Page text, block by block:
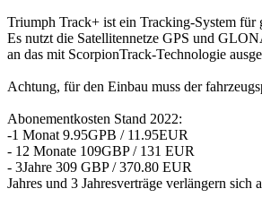
Triumph Track+ ist ein Tracking-System für
Es nutzt die Satellitennetze GPS und
an das mit ScorpionTrack-Technologie
Achtung, für den Einbau muss der
Abonementkosten Stand 2022:
-1 Monat 9.95GPB / 11.95EUR
- 12 Monate 109GBP / 131 EUR
- 3Jahre 309 GBP / 370.80 EUR
Jahres und 3 Jahresverträge verlängern